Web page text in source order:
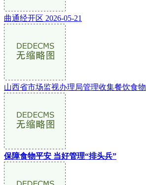
曲通经开区 2026-05-21
山西省市场监视办理局管理收集餐饮食物
保障食物平安 当好管理“排头兵”